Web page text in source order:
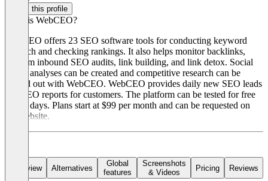
Claim this profile
What is WebCEO?
WebCEO offers 23 SEO software tools for conducting keyword
research and checking rankings. It also helps monitor backlinks,
perform inbound SEO audits, link building, and link detox. Social
media analyses can be created and competitive research can be
carried out with WebCEO. WebCEO provides daily new SEO leads
and SEO reports for customers. The platform can be tested for free
for 14 days. Plans start at $99 per month and can be requested on
the website.
Overview Alternatives
Global
features
Screenshots
& Videos
Pricing Reviews